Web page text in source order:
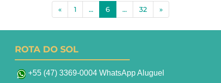
« 1 ... 6(current)
... 32 »
ROTA DO SOL
+55 (47) 3369-0004 WhatsApp Aluguel